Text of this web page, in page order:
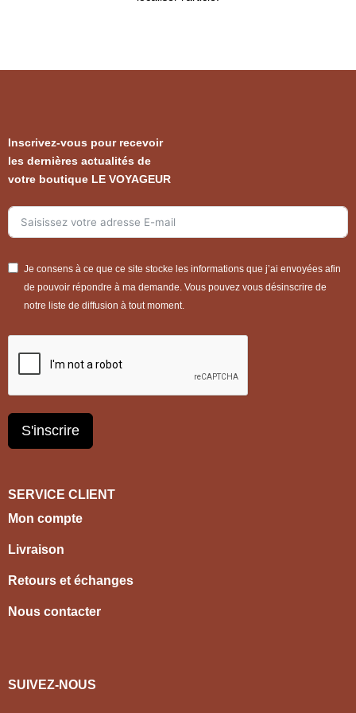
Inscrivez-vous pour recevoir
les dernières actualités de
votre boutique LE VOYAGEUR
Je consens à ce que ce site stocke les informations que j’ai envoyées afin
de pouvoir répondre à ma demande. Vous pouvez vous désinscrire de
notre liste de diffusion à tout moment.
S'inscrire
SERVICE CLIENT
Mon compte
Livraison
Retours et échanges
Nous contacter
SUIVEZ-NOUS